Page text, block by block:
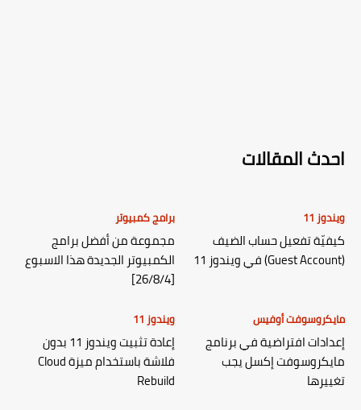
احدث المقالات
ويندوز 11
كيفيّة تفعيل حساب الضيف
(Guest Account) في ويندوز 11
برامج كمبيوتر
مجموعة من أفضل برامج
الكمبيوتر الجديدة هذا الاسبوع
[26/8/4]
مايكروسوفت أوفيس
إعدادات افتراضية في برنامج
مايكروسوفت إكسل يجب
تغييرها
ويندوز 11
إعادة تثبيت ويندوز 11 بدون
فلاشة باستخدام ميزة Cloud
Rebuild